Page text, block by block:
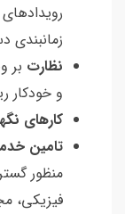
زمانبندی
نظارت بر
و خودکار
کارهای
تامین
منظور
فیزیکی،